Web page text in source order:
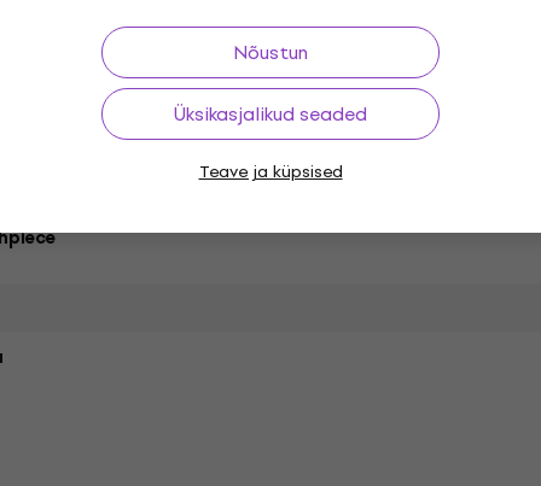
Nõustun
Üksikasjalikud seaded
Teave ja küpsised
Finish